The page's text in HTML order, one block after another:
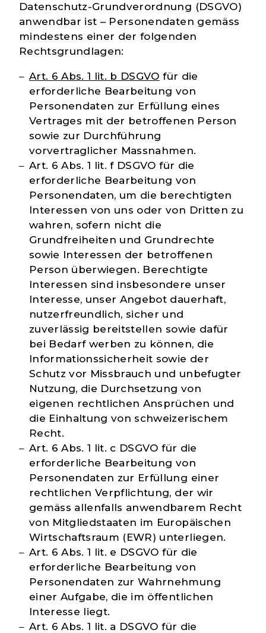
Datenschutz-Grundverordnung (DSGVO)
anwendbar ist – Personendaten gemäss
mindestens einer der folgenden
Rechtsgrundlagen:
Art. 6 Abs. 1 lit. b DSGVO für die
erforderliche Bearbeitung von
Personendaten zur Erfüllung eines
Vertrages mit der betroffenen Person
sowie zur Durchführung
vorvertraglicher Massnahmen.
Art. 6 Abs. 1 lit. f DSGVO für die
erforderliche Bearbeitung von
Personendaten, um die berechtigten
Interessen von uns oder von Dritten zu
wahren, sofern nicht die
Grundfreiheiten und Grundrechte
sowie Interessen der betroffenen
Person überwiegen. Berechtigte
Interessen sind insbesondere unser
Interesse, unser Angebot dauerhaft,
nutzerfreundlich, sicher und
zuverlässig bereitstellen sowie dafür
bei Bedarf werben zu können, die
Informationssicherheit sowie der
Schutz vor Missbrauch und unbefugter
Nutzung, die Durchsetzung von
eigenen rechtlichen Ansprüchen und
die Einhaltung von schweizerischem
Recht.
Art. 6 Abs. 1 lit. c DSGVO für die
erforderliche Bearbeitung von
Personendaten zur Erfüllung einer
rechtlichen Verpflichtung, der wir
gemäss allenfalls anwendbarem Recht
von Mitgliedstaaten im Europäischen
Wirtschaftsraum (EWR) unterliegen.
Art. 6 Abs. 1 lit. e DSGVO für die
erforderliche Bearbeitung von
Personendaten zur Wahrnehmung
einer Aufgabe, die im öffentlichen
Interesse liegt.
Art. 6 Abs. 1 lit. a DSGVO für die